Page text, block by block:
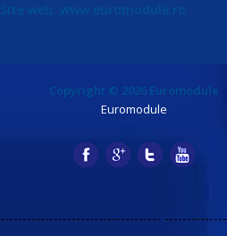
Site web: www.euromodule.ro
Copyright © 2026 Euromodule
Euromodule
------------------------------------